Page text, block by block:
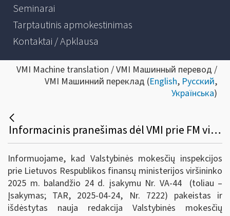
Seminarai
Tarptautinis apmokestinimas
Kontaktai / Apklausa
VMI Machine translation / VMI Машинный перевод /
VMI Машинний переклад (English, Русский,
Українська)
Informacinis pranešimas dėl VMI prie FM viršininko 2008 m. gruodžio 18 d. įsakymo Nr. VA - 66 pakeitimo
Informuojame, kad Valstybinės mokesčių inspekcijos
prie Lietuvos Respublikos finansų ministerijos viršininko
2025 m. balandžio 24 d. įsakymu Nr. VA-44 (toliau –
Įsakymas; TAR, 2025-04-24, Nr. 7222) pakeistas ir
išdėstytas nauja redakcija Valstybinės mokesčių